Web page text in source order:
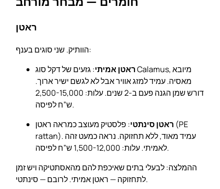
ראטן
הוותיק. שני סוגים בענף:
ראטן אמיתי: גזעים של דקל סוג Calamus, מיובא
מאסיה. עמיד למזג אוויר אבל לא לגשם ישיר ארוך.
דורש שמן הגנה פעם ב-2 שנים. עלות: 2,500-15,000
ש”ח לפיסה.
ראטן סינתטי: פלסטיק מעוצב כמראה ראטן (PE
rattan). עמיד מאוד, ללא תחזוקה. נראה כמעט זהה
לאמיתי. עלות: 1,500-12,000 ש”ח לפיסה.
ההמלצה: לבעלי בתים שאיכפת להם מהאסתטיקה ויש זמן
לתחזוקה — ראטן אמיתי. לרובם — סינתטי.